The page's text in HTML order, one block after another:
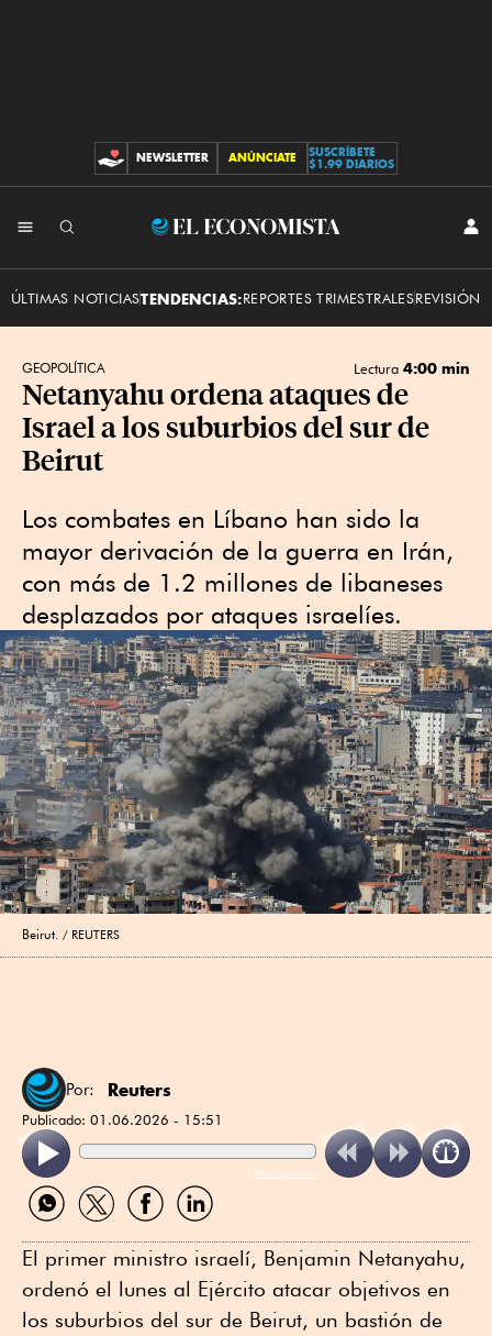
CONTRIBUCIONES
NEWSLETTER ANÚNCIATE
SUSCRÍBETE
$1.99 DIARIOS
El
ÚLTIMAS NOTICIASTENDENCIAS:REPORTES TRIMESTRALESREVISIÓN
GEOPOLÍTICA Lectura 4:00 min
Netanyahu ordena ataques de
Israel a los suburbios del sur de
Beirut
Los combates en Líbano han sido la
mayor derivación de la guerra en Irán,
con más de 1.2 millones de libaneses
desplazados por ataques israelíes.
Beirut. REUTERS
Por: Reuters
Publicado: 01.06.2026 - 15:51
ReadSpeaker
Compartir
por
Compartir
por
Compartir
por
Compartir
por
El primer ministro israelí, Benjamin Netanyahu,
ordenó el lunes al Ejército atacar objetivos en
los suburbios del sur de ⁠Beirut, un bastión de